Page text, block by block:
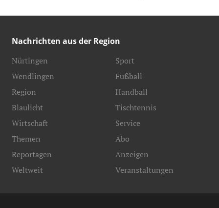
Nachrichten aus der Region
Nürtingen
Wendlingen
Region
Blaulicht
Sport
Fußball
Handball
Tischtennis
Wirtschaft
Themen
Reportagen
Weltweit
Service
Abo
Anzeigen
Veranstaltungen